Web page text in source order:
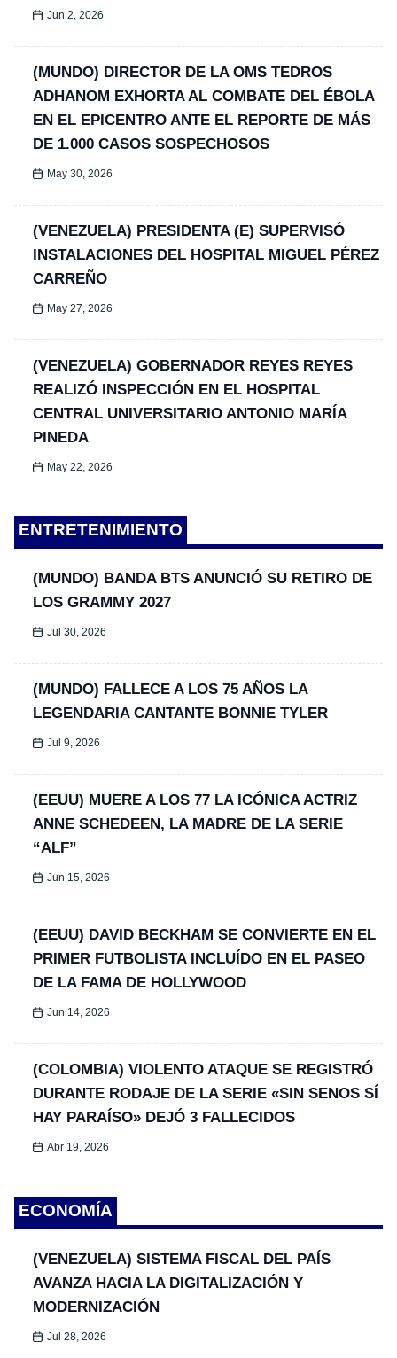
Jun 2, 2026
(MUNDO) DIRECTOR DE LA OMS TEDROS
ADHANOM EXHORTA AL COMBATE DEL ÉBOLA
EN EL EPICENTRO ANTE EL REPORTE DE MÁS
DE 1.000 CASOS SOSPECHOSOS
May 30, 2026
(VENEZUELA) PRESIDENTA (E) SUPERVISÓ
INSTALACIONES DEL HOSPITAL MIGUEL PÉREZ
CARREÑO
May 27, 2026
(VENEZUELA) GOBERNADOR REYES REYES
REALIZÓ INSPECCIÓN EN EL HOSPITAL
CENTRAL UNIVERSITARIO ANTONIO MARÍA
PINEDA
May 22, 2026
ENTRETENIMIENTO
(MUNDO) BANDA BTS ANUNCIÓ SU RETIRO DE
LOS GRAMMY 2027
Jul 30, 2026
(MUNDO) FALLECE A LOS 75 AÑOS LA
LEGENDARIA CANTANTE BONNIE TYLER
Jul 9, 2026
(EEUU) MUERE A LOS 77 LA ICÓNICA ACTRIZ
ANNE SCHEDEEN, LA MADRE DE LA SERIE
“ALF”
Jun 15, 2026
(EEUU) DAVID BECKHAM SE CONVIERTE EN EL
PRIMER FUTBOLISTA INCLUÍDO EN EL PASEO
DE LA FAMA DE HOLLYWOOD
Jun 14, 2026
(COLOMBIA) VIOLENTO ATAQUE SE REGISTRÓ
DURANTE RODAJE DE LA SERIE «SIN SENOS SÍ
HAY PARAÍSO» DEJÓ 3 FALLECIDOS
Abr 19, 2026
ECONOMÍA
(VENEZUELA) SISTEMA FISCAL DEL PAÍS
AVANZA HACIA LA DIGITALIZACIÓN Y
MODERNIZACIÓN
Jul 28, 2026